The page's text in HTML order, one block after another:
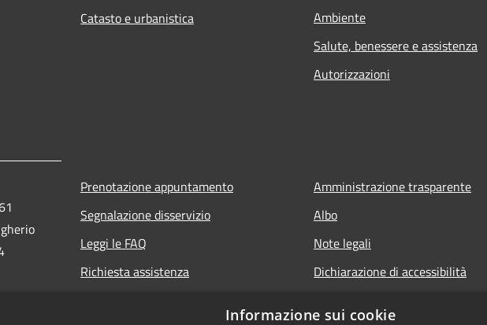
Catasto e urbanistica
Ambiente
Salute, benessere e assistenza
Autorizzazioni
Prenotazione appuntamento
Segnalazione disservizio
Leggi le FAQ
Richiesta assistenza
Amministrazione trasparente
Albo
Note legali
Dichiarazione di accessibilità
Informazione sui cookie